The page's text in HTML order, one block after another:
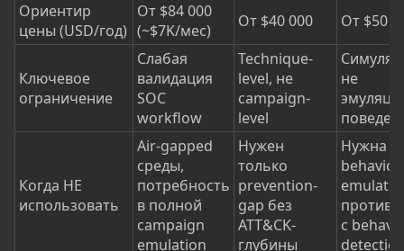
Ориентир
цены (USD/год)
От $84 000
(~$7K/мес)
От $40 000 От $50
Ключевое
ограничение
Слабая
валидация
SOC
workflow
Technique-
level, не
campaign-
level
не
Когда НЕ
использовать
Air-gapped
среды,
потребность
в полной
campaign
emulation
Нужен
только
prevention-
gap без
ATT&CK-
глубины
Нужна
против
с